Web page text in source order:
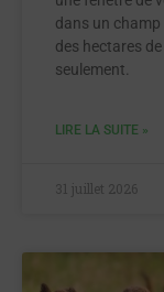
dans un
des hectares
seulement.
LIRE LA SUITE »
31 juillet 2026